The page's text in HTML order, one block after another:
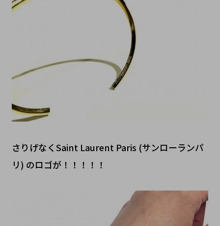
さりげなくSaint Laurent Paris (サンローランパ
リ) のロゴが！！！！！